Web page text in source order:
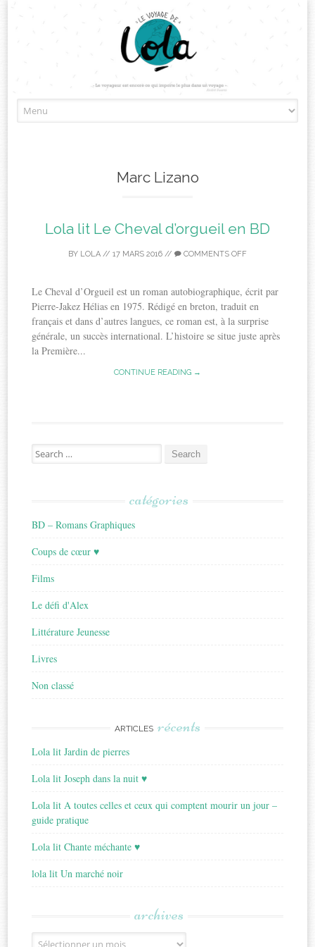
to
Marc Lizano
Lola lit Le Cheval d’orgueil en BD
BY LOLA // 17 MARS 2016 // COMMENTS OFF
Le Cheval d’Orgueil est un roman autobiographique, écrit par
Pierre-Jakez Hélias en 1975. Rédigé en breton, traduit en
français et dans d’autres langues, ce roman est, à la surprise
générale, un succès international. L’histoire se situe juste après
la Première...
CONTINUE READING →
Search
for:
catégories
BD – Romans Graphiques
Coups de cœur ♥
Films
Le défi d'Alex
Littérature Jeunesse
Livres
Non classé
ARTICLES récents
Lola lit Jardin de pierres
Lola lit Joseph dans la nuit ♥
Lola lit A toutes celles et ceux qui comptent mourir un jour –
guide pratique
Lola lit Chante méchante ♥
lola lit Un marché noir
archives
Archives